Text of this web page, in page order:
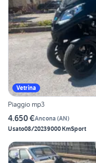
Vetrina
Piaggio mp3
4.650 €Ancona (AN)
Usato08/20239000 KmSport